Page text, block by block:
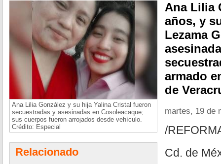
Ana Lilia González y su hija Yalina Cristal fueron
secuestradas y asesinadas en Cosoleacaque;
sus cuerpos fueron arrojados desde vehículo.
Crédito: Especial
Relacionado
Ana Lilia
años, y
Lezama
armado
de
martes, 19 de
/
Cd. de